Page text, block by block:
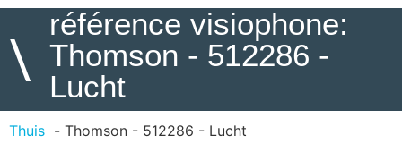
\
référence visiophone:
Thomson - 512286 -
Lucht
Thuis Thomson - 512286 - Lucht